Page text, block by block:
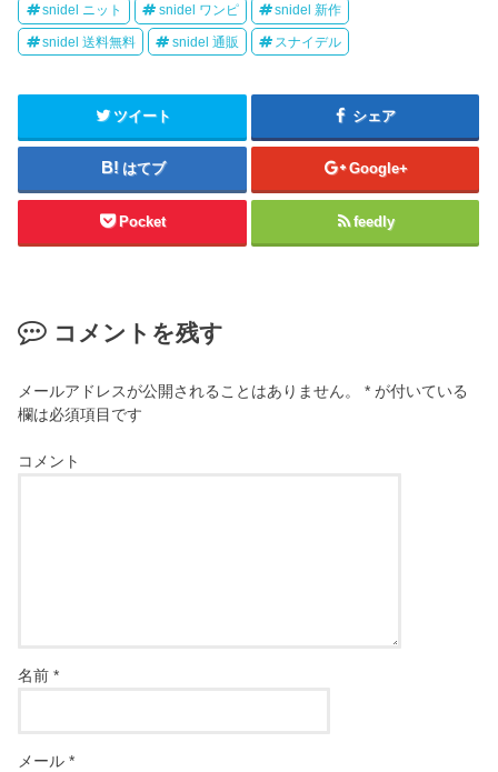
snidel ニット snidel ワンピ snidel 新作
snidel 送料無料 snidel 通販 スナイデル
ツイート シェア
はてブ Google+
Pocket feedly
コメントを残す
メールアドレスが公開されることはありません。 * が付いている
欄は必須項目です
コメント
名前*
メール*